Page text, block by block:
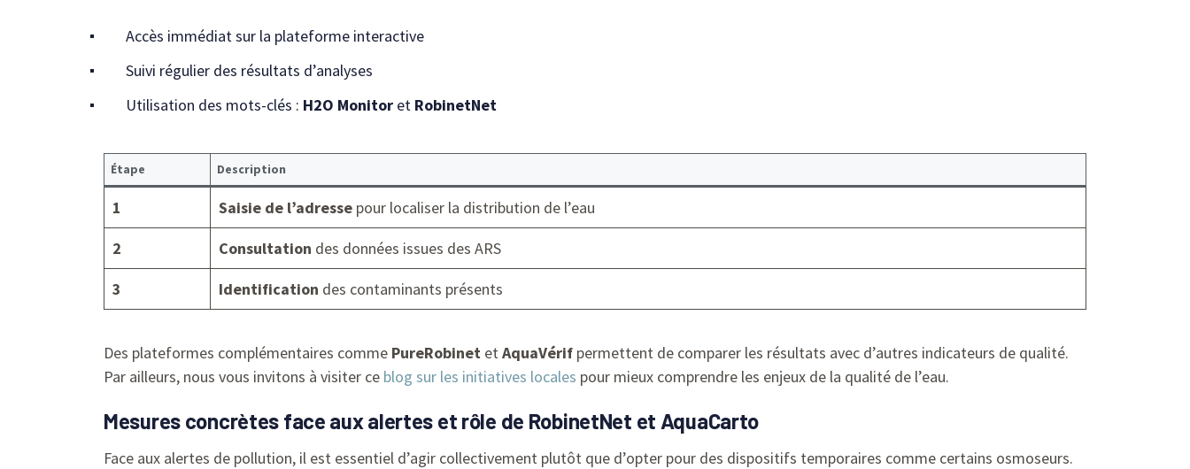
Accès immédiat sur la plateforme interactive
Suivi régulier des résultats d’analyses
Utilisation des mots-clés : H2O Monitor et RobinetNet
Étape Description
1 Saisie de l’adresse pour localiser la distribution de l’eau
2
Consultation des données issues des ARS
3
Identification des contaminants présents
Des plateformes complémentaires comme PureRobinet etAquaVérif permettent de comparer les résultats avec d’autres indicateurs de qualité.
Par ailleurs, nous vous invitons à visiter ce blog sur les initiatives locales pour mieux comprendre les enjeux de la qualité de l’eau.
Mesures concrètes face aux alertes et rôle de RobinetNet et AquaCarto
Face aux alertes de pollution, il est essentiel d’agir collectivement plutôt que d’opter pour des dispositifs temporaires comme certains osmoseurs.